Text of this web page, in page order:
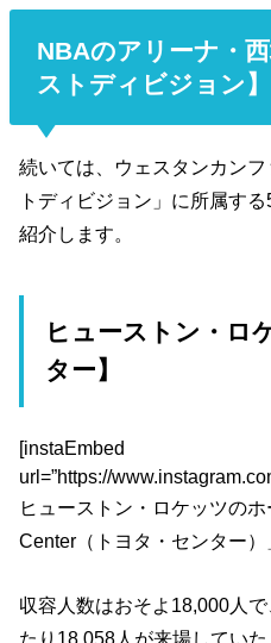
NBAのアリーナ・
ストディビジョン】
続いては、ウェスタンカン
トディビジョン」に所属す
紹介します。
ヒューストン・ロ
ター】
[instaEmbed
url=”https://
ヒューストン・ロケッツの
Center（トヨタ・センター）
収容人数はおそよ18,000人
たり18,058人が来場していた